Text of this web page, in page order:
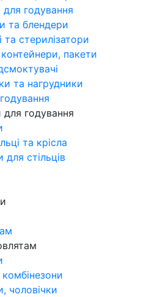
годування
та блендери
та стерилізатори
пакети
та нагрудники
для годування
та крісла
для стільців
чоловічки